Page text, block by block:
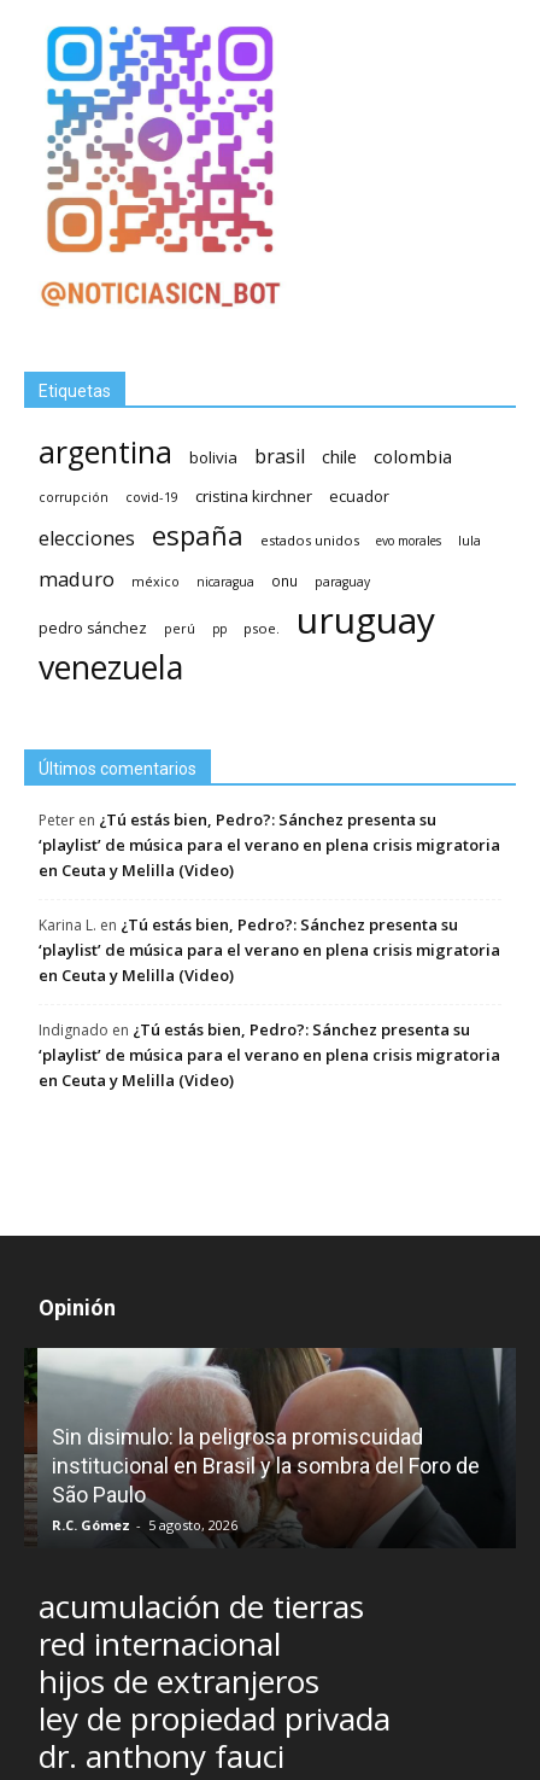
Etiquetas
argentina bolivia brasil chile colombia
corrupción covid-19 cristina kirchner ecuador
elecciones españa estados unidos evo morales lula
maduro méxico nicaragua onu paraguay
pedro sánchez perú pp psoe. uruguay
venezuela
Últimos comentarios
Peter en ¿Tú estás bien, Pedro?: Sánchez presenta su
‘playlist’ de música para el verano en plena crisis migratoria
en Ceuta y Melilla (Video)
Karina L. en ¿Tú estás bien, Pedro?: Sánchez presenta su
‘playlist’ de música para el verano en plena crisis migratoria
en Ceuta y Melilla (Video)
Indignado en ¿Tú estás bien, Pedro?: Sánchez presenta su
‘playlist’ de música para el verano en plena crisis migratoria
en Ceuta y Melilla (Video)
Opinión
Sin disimulo: la peligrosa promiscuidad
institucional en Brasil y la sombra del Foro de
São Paulo
R.C. Gómez - 5 agosto, 2026
acumulación de tierras
red internacional
hijos de extranjeros
ley de propiedad privada
dr. anthony fauci